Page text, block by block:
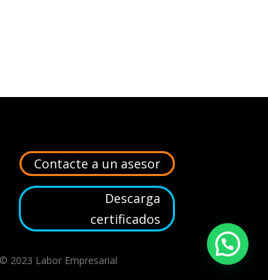
Contacte a un asesor
Descarga
certificados
2023 Labor Empresarial